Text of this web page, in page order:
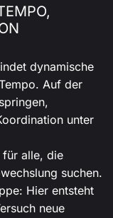
dynamische
Auf der
unter
für alle, die
suchen.
Hier entsteht
neue